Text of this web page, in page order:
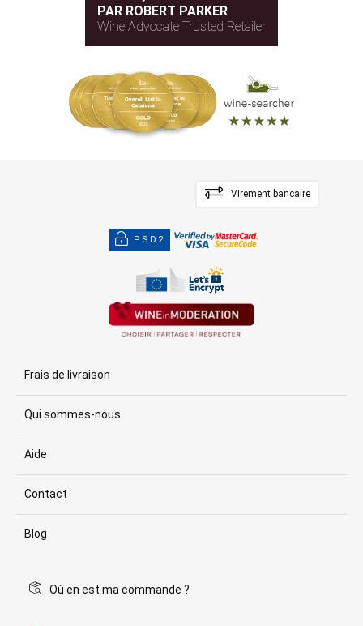
PAR ROBERT PARKER
Wine Advocate Trusted Retailer
Virement bancaire
PSD2
Frais de livraison
Qui sommes-nous
Aide
Contact
Blog
Où en est ma commande ?